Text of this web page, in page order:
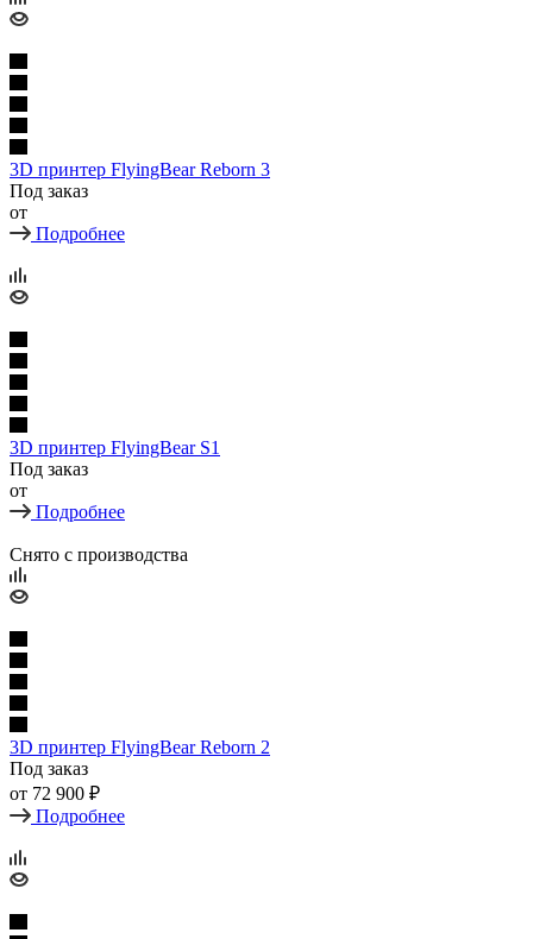
3D принтер FlyingBear Reborn 3
Под заказ
от
Подробнее
3D принтер FlyingBear S1
Под заказ
от
Подробнее
Снято с производства
3D принтер FlyingBear Reborn 2
Под заказ
от 72 900 ₽
Подробнее